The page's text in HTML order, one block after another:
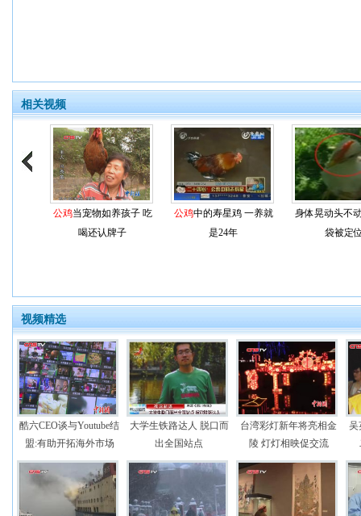
相关视频
公鸡当宠物如养孩子 吃
喝还认牌子
公鸡中的寿星鸡 一养就
是24年
身体晃动头不
袋被定
视频精选
酷六CEO谈与Youtube结
盟:有助开拓海外市场
大学生铁路达人 脱口而
出全国站点
台湾彩灯新年将亮相金
陵 灯灯相映促交流
吴